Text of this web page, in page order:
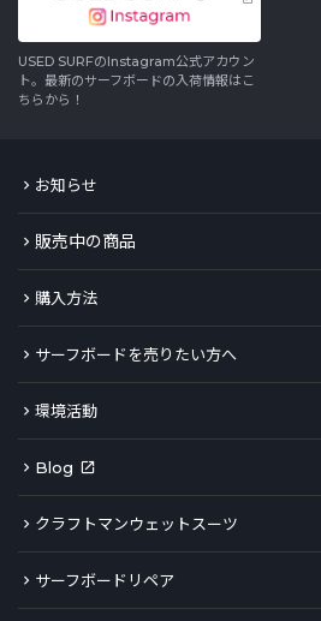
USED SURFのInstagram公式アカウン
ト。最新のサーフボードの入荷情報はこ
ちらから！
お知らせ
販売中の商品
購入方法
サーフボードを売りたい方へ
環境活動
Blog
クラフトマンウェットスーツ
サーフボードリペア